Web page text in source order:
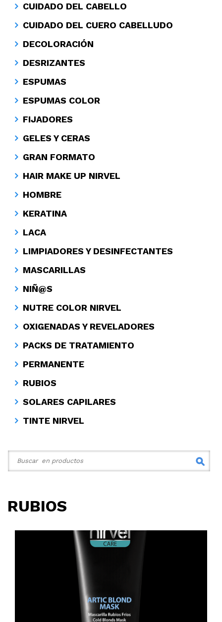
CUIDADO DEL CABELLO
CUIDADO DEL CUERO CABELLUDO
DECOLORACIÓN
DESRIZANTES
ESPUMAS
ESPUMAS COLOR
FIJADORES
GELES Y CERAS
GRAN FORMATO
HAIR MAKE UP NIRVEL
HOMBRE
KERATINA
LACA
LIMPIADORES Y DESINFECTANTES
MASCARILLAS
NIÑ@S
NUTRE COLOR NIRVEL
OXIGENADAS Y REVELADORES
PACKS DE TRATAMIENTO
PERMANENTE
RUBIOS
SOLARES CAPILARES
TINTE NIRVEL
RUBIOS